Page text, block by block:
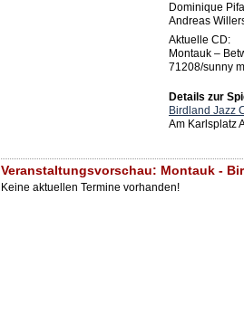
Dominique
Andreas
Aktuelle CD:
Montauk –
71208/sunny
Details zur
Birdland Jazz
Am Karlsplatz
Veranstaltungsvorschau: Montauk -
Keine aktuellen Termine vorhanden!